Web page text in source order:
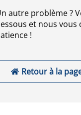
autre problème ?
et nous
!
Retour à la